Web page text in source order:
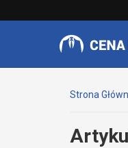
Strona